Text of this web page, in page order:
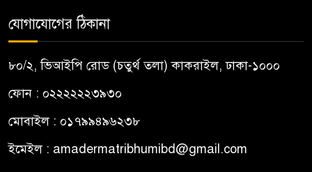
যোগাযোগের ঠিকানা
৮০/২, ভিআইপি রোড (চতুর্থ তলা) কাকরাইল, ঢাকা-১০০০
ফোন : ০২২২২২২৩৯৩০
মোবাইল : ০১৭৯৯৪৯৬২৩৮
ইমেইল : amadermatribhumibd@gmail.com